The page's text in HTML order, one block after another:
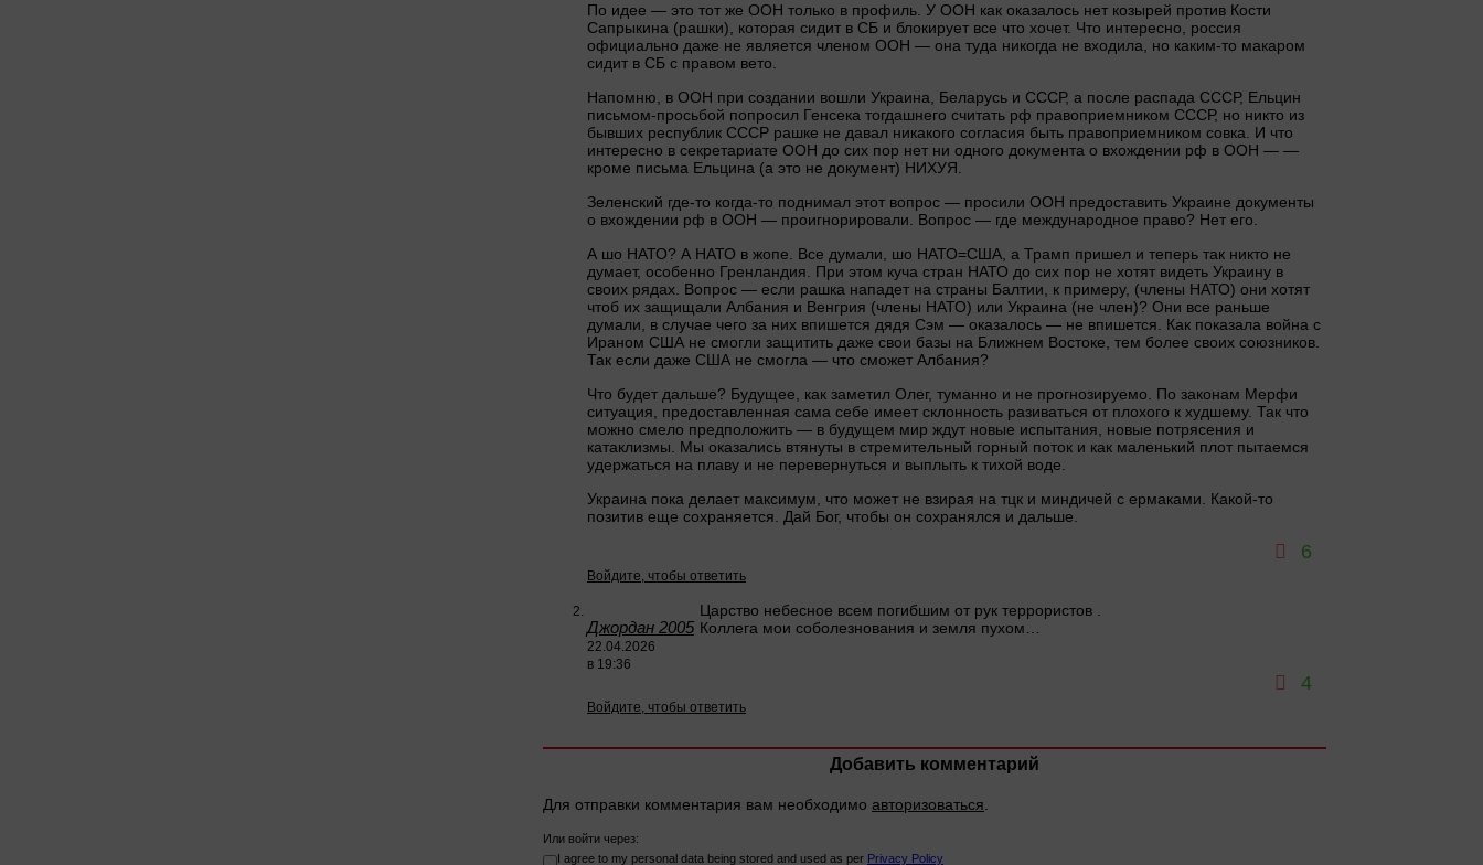
По идее — это тот же ООН только в профиль. У ООН как оказалось нет козырей против Кости
Сапрыкина (рашки), которая сидит в СБ и блокирует все что хочет. Что интересно, россия
официально даже не является членом ООН — она туда никогда не входила, но каким-то макаром
сидит в СБ с правом вето.
Напомню, в ООН при создании вошли Украина, Беларусь и СССР, а после распада СССР, Ельцин
письмом-просьбой попросил Генсека тогдашнего считать рф правоприемником СССР, но никто из
бывших республик СССР рашке не давал никакого согласия быть правоприемником совка. И что
интересно в секретариате ООН до сих пор нет ни одного документа о вхождении рф в ООН — —
кроме письма Ельцина (а это не документ) НИХУЯ.
Зеленский где-то когда-то поднимал этот вопрос — просили ООН предоставить Украине документы
о вхождении рф в ООН — проигнорировали. Вопрос — где международное право? Нет его.
А шо НАТО? А НАТО в жопе. Все думали, шо НАТО=США, а Трамп пришел и теперь так никто не
думает, особенно Гренландия. При этом куча стран НАТО до сих пор не хотят видеть Украину в
своих рядах. Вопрос — если рашка нападет на страны Балтии, к примеру, (члены НАТО) они хотят
чтоб их защищали Албания и Венгрия (члены НАТО) или Украина (не член)? Они все раньше
думали, в случае чего за них впишется дядя Сэм — оказалось — не впишется. Как показала война с
Ираном США не смогли защитить даже свои базы на Ближнем Востоке, тем более своих союзников.
Так если даже США не смогла — что сможет Албания?
Что будет дальше? Будущее, как заметил Олег, туманно и не прогнозируемо. По законам Мерфи
ситуация, предоставленная сама себе имеет склонность разиваться от плохого к худшему. Так что
можно смело предположить — в будущем мир ждут новые испытания, новые потрясения и
катаклизмы. Мы оказались втянуты в стремительный горный поток и как маленький плот пытаемся
удержаться на плаву и не перевернуться и выплыть к тихой воде.
Украина пока делает максимум, что может не взирая на тцк и миндичей с ермаками. Какой-то
позитив еще сохраняется. Дай Бог, чтобы он сохранялся и дальше.
6
Войдите, чтобы ответить
Джордан 2005
22.04.2026
в 19:36
Царство небесное всем погибшим от рук террористов .
Коллега мои соболезнования и земля пухом…
4
Войдите, чтобы ответить
Добавить комментарий
Для отправки комментария вам необходимо авторизоваться
Или войти через:
I agree to my personal data being stored and used as per Privacy Policy